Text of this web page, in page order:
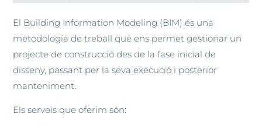
El Building Information Modeling (BIM) és una
metodologia de treball que ens permet gestionar un
projecte de construcció des de la fase inicial de
disseny, passant per la seva execució i posterior
manteniment.
Els serveis que oferim són: